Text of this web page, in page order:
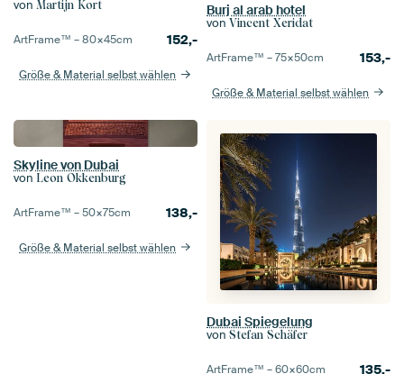
von Martijn Kort
ArtFrame™ –80×45cm 152,-
Größe & Material selbst wählen
Burj al arab hotel
von Vincent Xeridat
ArtFrame™ –75×50cm 153,-
Größe & Material selbst wählen
Skyline von Dubai
von Leon Okkenburg
ArtFrame™ –50×75cm 138,-
Größe & Material selbst wählen
Dubai Spiegelung
von Stefan Schäfer
ArtFrame™ –60×60cm 135,-